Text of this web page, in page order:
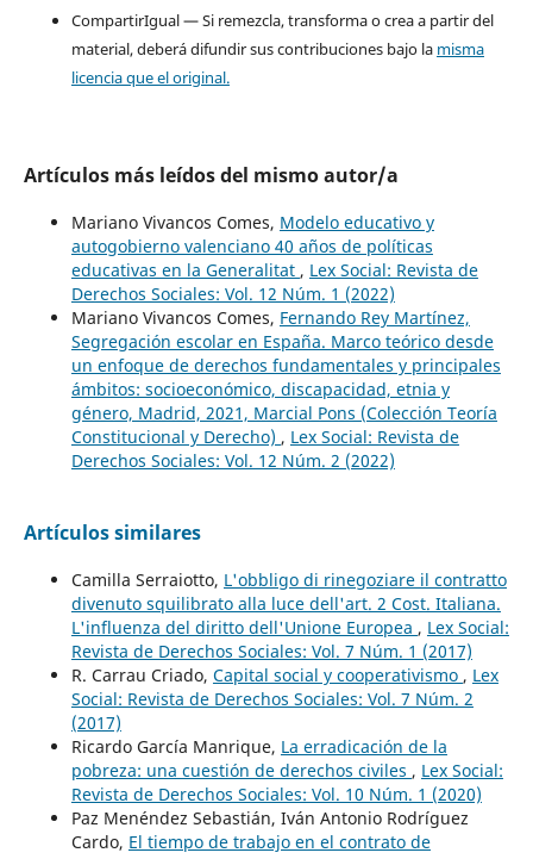
CompartirIgual — Si remezcla, transforma o crea a partir del
material, deberá difundir sus contribuciones bajo la misma
licencia que el original.
Artículos más leídos del mismo autor/a
Mariano Vivancos Comes, Modelo educativo y
autogobierno valenciano 40 años de políticas
educativas en la Generalitat , Lex Social: Revista de
Derechos Sociales: Vol. 12 Núm. 1 (2022)
Mariano Vivancos Comes, Fernando Rey Martínez,
Segregación escolar en España. Marco teórico desde
un enfoque de derechos fundamentales y principales
ámbitos: socioeconómico, discapacidad, etnia y
género, Madrid, 2021, Marcial Pons (Colección Teoría
Constitucional y Derecho) , Lex Social: Revista de
Derechos Sociales: Vol. 12 Núm. 2 (2022)
Artículos similares
Camilla Serraiotto, L'obbligo di rinegoziare il contratto
divenuto squilibrato alla luce dell'art. 2 Cost. Italiana.
L'influenza del diritto dell'Unione Europea , Lex Social:
Revista de Derechos Sociales: Vol. 7 Núm. 1 (2017)
R. Carrau Criado, Capital social y cooperativismo , Lex
Social: Revista de Derechos Sociales: Vol. 7 Núm. 2
(2017)
Ricardo García Manrique, La erradicación de la
pobreza: una cuestión de derechos civiles , Lex Social:
Revista de Derechos Sociales: Vol. 10 Núm. 1 (2020)
Paz Menéndez Sebastián, Iván Antonio Rodríguez
Cardo, El tiempo de trabajo en el contrato de